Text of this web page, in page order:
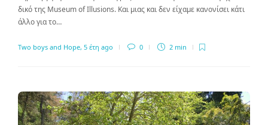
δικό της Museum of Illusions. Και μιας και δεν είχαμε κανονίσει κάτι
άλλο για το…
Two boys and Hope, 5 έτη ago 0 2 min